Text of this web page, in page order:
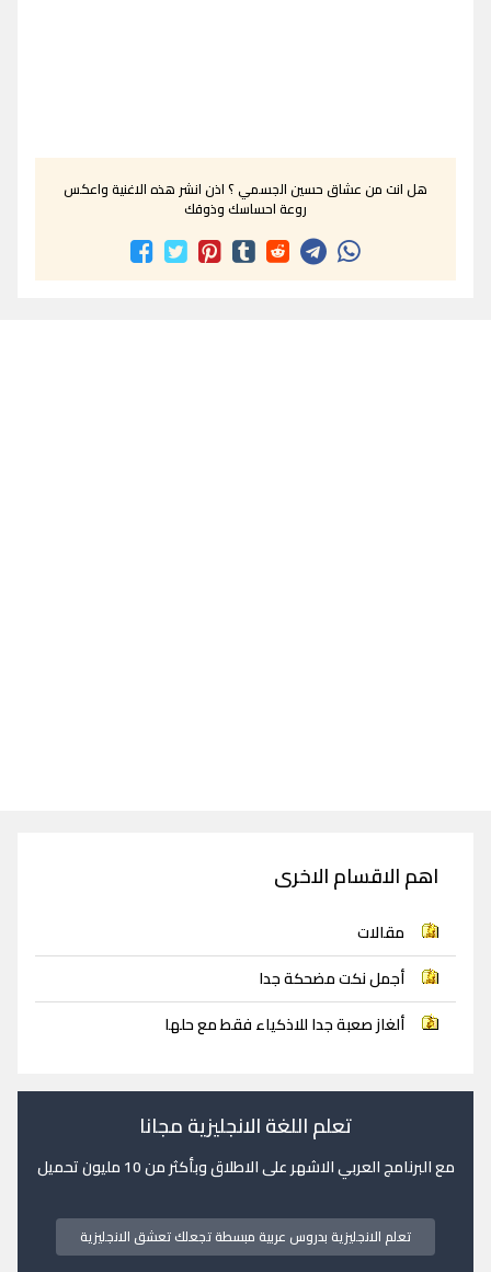
هل انت من عشاق حسين الجسمي ؟ اذن انشر هذه الاغنية واعكس
روعة احساسك وذوقك
اهم الاقسام الاخرى
مقالات
أجمل نكت مضحكة جدا
ألغاز صعبة جدا للاذكياء فقط مع حلها
تعلم اللغة الانجليزية مجانا
مع البرنامج العربي الاشهر على الاطلاق وبأكثر من 10 مليون تحميل
تعلم الانجليزية بدروس عربية مبسطة تجعلك تعشق الانجليزية